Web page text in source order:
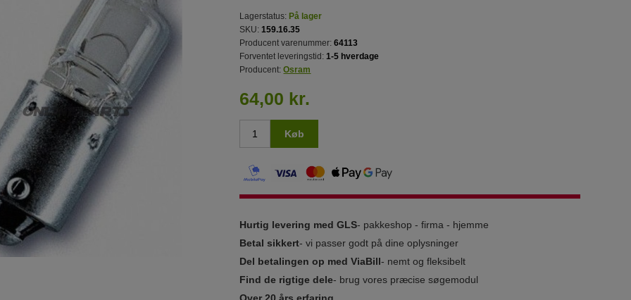
Lagerstatus: På lager
SKU: 159.16.35
Producent varenummer: 64113
Forventet leveringstid: 1-5 hverdage
Producent: Osram
64,00 kr.
Køb
Hurtig levering med GLS- pakkeshop - firma - hjemme
Betal sikkert- vi passer godt på dine oplysninger
Del betalingen op med ViaBill- nemt og fleksibelt
Find de rigtige dele- brug vores præcise søgemodul